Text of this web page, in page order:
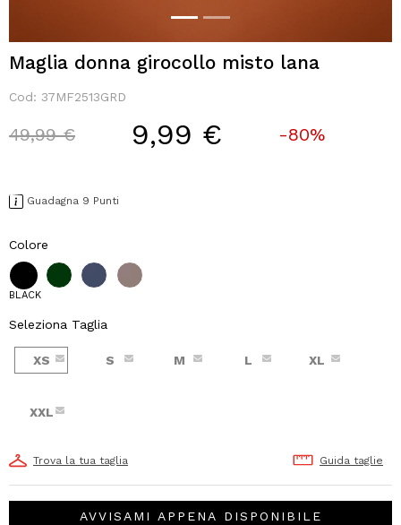
Maglia donna girocollo misto lana
Cod: 37MF2513GRD
Price reduced from
49,99 €to 9,99 € -80%
Guadagna 9 Punti
Colore
BLACK
Seleziona Taglia
XS S M L XL
XXL
Trova la tua taglia Guida taglie
AVVISAMI APPENA DISPONIBILE